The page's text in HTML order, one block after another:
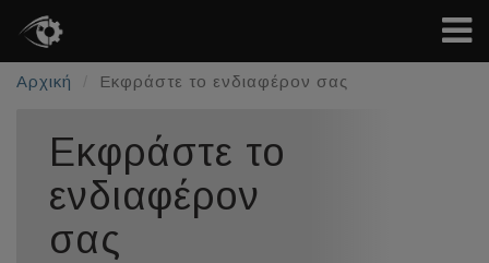
Αρχική Εκφράστε το ενδιαφέρον σας
Εκφράστε το
ενδιαφέρον
σας